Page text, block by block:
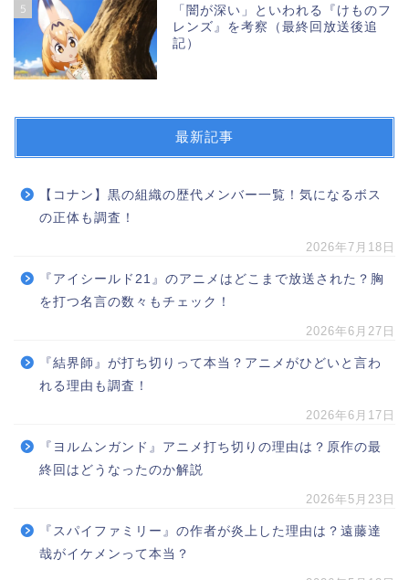
5
「闇が深い」といわれる『けものフ
レンズ』を考察（最終回放送後追
記）
最新記事
【コナン】黒の組織の歴代メンバー一覧！気になるボス
の正体も調査！
2026年7月18日
『アイシールド21』のアニメはどこまで放送された？胸
を打つ名言の数々もチェック！
2026年6月27日
『結界師』が打ち切りって本当？アニメがひどいと言わ
れる理由も調査！
2026年6月17日
『ヨルムンガンド』アニメ打ち切りの理由は？原作の最
終回はどうなったのか解説
2026年5月23日
『スパイファミリー』の作者が炎上した理由は？遠藤達
哉がイケメンって本当？